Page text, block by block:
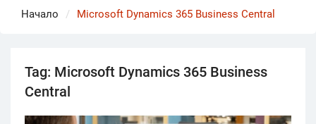
Начало Microsoft Dynamics 365 Business Central
Tag: Microsoft Dynamics 365 Business
Central